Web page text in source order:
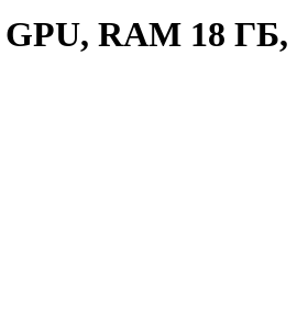
RAM 18 ГБ,